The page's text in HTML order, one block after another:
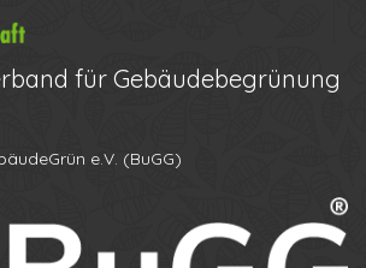
für Gebäudebegrünung
e.V. (BuGG)
Name
Ihre Telefonnummer